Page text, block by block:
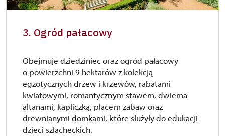
3. Ogród pałacowy
Obejmuje dziedziniec oraz ogród pałacowy
o powierzchni 9 hektarów z kolekcją
egzotycznych drzew i krzewów, rabatami
kwiatowymi, romantycznym stawem, dwiema
altanami, kapliczką, placem zabaw oraz
drewnianymi domkami, które służyły do edukacji
dzieci szlacheckich.